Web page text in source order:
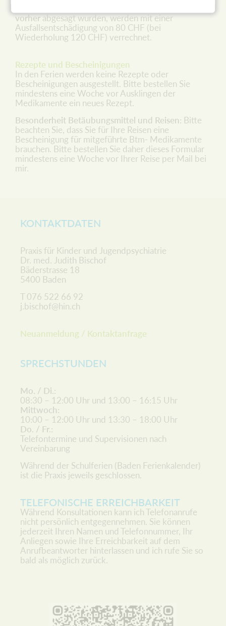
vorherabgesagt wurden, werden mit einer
Ausfallsentschädigung von 80 CHF (bei
Wiederholung 120 CHF) verrechnet.
Rezepte und Bescheinigungen
In den Ferien werden keine Rezepte oder
Bescheinigungen ausgestellt. Bitte bestellen Sie
mindestens eine Woche vor Ausklingen der
Medikamente ein neues Rezept.
Besonderheit Betäubungsmittel und Reisen: Bitte
beachten Sie, dass Sie für Ihre Reisen eine
Bescheinigung für mitgeführte Btm- Medikamente
brauchen. Bitte bestellen Sie daher dieses Formular
mindestens eine Woche vor Ihrer Reise per Mail bei
mir.
KONTAKTDATEN
Praxis für Kinder und Jugendpsychiatrie
Dr. med. Judith Bischof
Bäderstrasse 18
5400 Baden
T076 522 66 92
j.bischof@hin.ch
Neuanmeldung / Kontaktanfrage
SPRECHSTUNDEN
Mo. / Di.:
08:30 – 12:00 Uhr und 13:00 – 16:15 Uhr
Mittwoch:
10:00 – 12:00 Uhr und 13:30 – 18:00 Uhr
Do. / Fr.:
Telefontermine und Supervisionen nach
Vereinbarung
Während der Schulferien (Baden Ferienkalender)
ist die Praxis jeweils geschlossen.
TELEFONISCHE ERREICHBARKEIT
Während Konsultationen kann ich Telefonanrufe
nicht persönlich entgegennehmen. Sie können
jederzeit Ihren Namen und Telefonnummer, Ihr
Anliegen sowie Ihre Erreichbarkeit auf dem
Anrufbeantworter hinterlassen und ich rufe Sie so
bald als möglich zurück.